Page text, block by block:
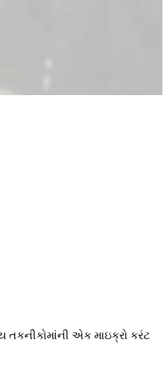
તકનીકોમાંની એક માઇક્રો કરંટ